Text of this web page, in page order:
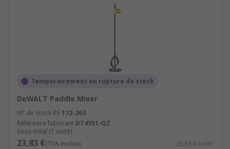
Temporairement en rupture de stock
DeWALT Paddle Mixer
N° de stock RS 172-263
Référence fabricant DT4951-QZ
Sous-total (1 unité)
23,83 €(TVA exclue) 23,83 €/unité